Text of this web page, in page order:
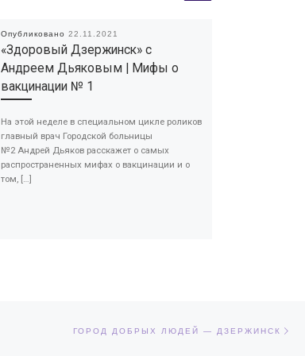
Опубликовано 22.11.2021
«Здоровый Дзержинск» с
Андреем Дьяковым | Мифы о
вакцинации № 1
На этой неделе в специальном цикле роликов
главный врач Городской больницы
№2 Андрей Дьяков расскажет о самых
распространенных мифах о вакцинации и о
том, […]
ГОРОД ДОБРЫХ ЛЮДЕЙ — ДЗЕРЖИНСК